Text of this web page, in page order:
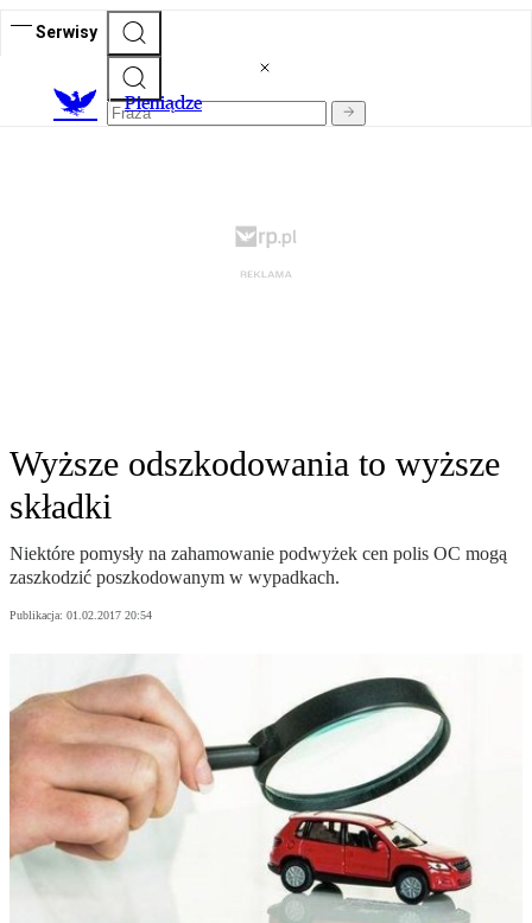
Serwisy
Pieniądze
Wyższe odszkodowania to wyższe
składki
Niektóre pomysły na zahamowanie podwyżek cen polis OC mogą
zaszkodzić poszkodowanym w wypadkach.
Publikacja: 01.02.2017 20:54